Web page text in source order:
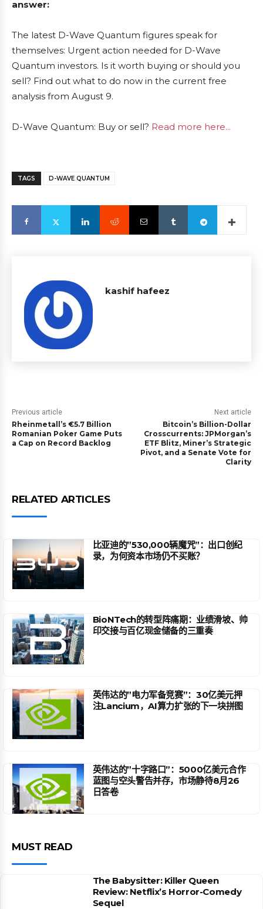
answer:
The latest D-Wave Quantum figures speak for
themselves: Urgent action needed for D-Wave
Quantum investors. Is it worth buying or should you
sell? Find out what to do now in the current free
analysis from August 9.
D-Wave Quantum: Buy or sell? Read more here...
TAGS D-WAVE QUANTUM
kashif hafeez
Previous article
Rheinmetall’s €5.7 Billion
Romanian Poker Game Puts
a Cap on Record Backlog
Next article
Bitcoin’s Billion-Dollar
Crosscurrents: JPMorgan’s
ETF Blitz, Miner’s Strategic
Pivot, and a Senate Vote for
Clarity
RELATED ARTICLES
比亚迪的”530,000辆魔咒”：出口创纪
录，为何资本市场仍不买账？
BioNTech的转型阵痛期：业绩滑坡、帅
印交接与百亿现金储备的三重奏
英伟达的”电力军备竞赛”：30亿美元押
注Lancium，AI算力扩张的下一块拼图
英伟达的”十字路口”：5000亿美元合作
蓝图与空头警告并存，市场静待8月26
日答卷
MUST READ
The Babysitter: Killer Queen
Review: Netflix’s Horror-Comedy
Sequel